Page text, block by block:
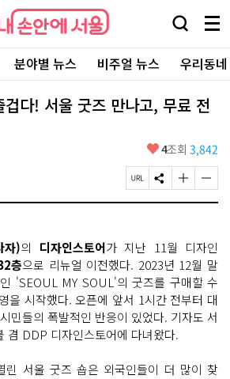
검
창
열
기
메
뉴
전
체
보
분야별 뉴스 비주얼 뉴스 우리동
다! 서울 굿즈 만나고, 무료 전
좋
요
4조회 3,842
페
이
L
복
사
S
N
하
기
글
자
크
게
변
경
하
기
글
자
게
변
경
하
기
자)의 디자인스토어가 지난 11월 디자인
층으로 리뉴얼 이전했다. 2023년 12월 말
'SEOUL MY SOUL'의 굿즈를 구매할 수
을 시작했다. 오픈에 앞서 1시간 전부터 대
민들의 폭발적인 반응이 있었다. 기자도 서
겸 DDP 디자인스토어에 다녀왔다.
린 서울 굿즈 숍은 외국인들이 더 많이 찾